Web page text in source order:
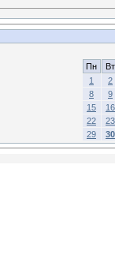
Пн
Вт
1
2
8
9
15
16
22
23
29
30